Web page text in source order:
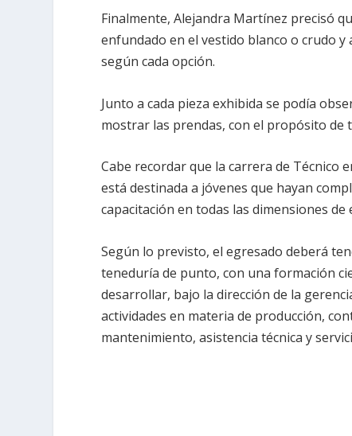
Finalmente, Alejandra Martínez precisó
enfundado en el vestido blanco o crudo
según cada opción.
Junto a cada pieza exhibida se podía
mostrar las prendas, con el propósito de
Cabe recordar que la carrera de Técnico
está destinada a jóvenes que hayan
capacitación en todas las dimensiones de
Según lo previsto, el egresado deberá
teneduría de punto, con una formación
desarrollar, bajo la dirección de la
actividades en materia de producción,
mantenimiento, asistencia técnica y